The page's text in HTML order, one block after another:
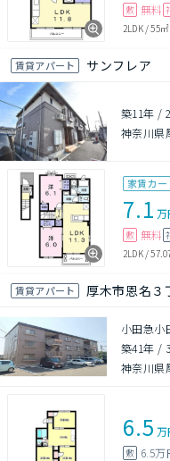
敷 無料
2LDK/55㎡
賃貸アパート サンフレア
築11年 /
神奈川県
家賃カ
7.1 万
敷 無料
2LDK/
賃貸アパート 厚木市恩名３
小田急小
築41年 /
神奈川県
6.5 万
敷 6.5万